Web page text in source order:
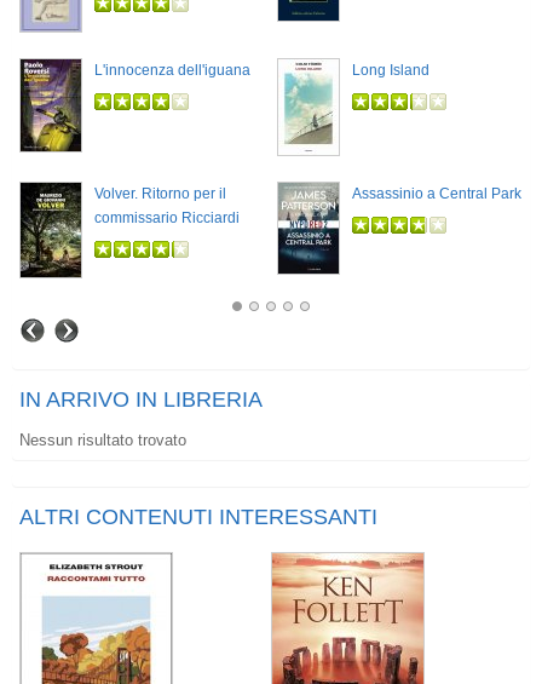
L'innocenza dell'iguana Long Island
Volver. Ritorno per il
commissario Ricciardi
Assassinio a Central Park
IN ARRIVO IN LIBRERIA
Nessun risultato trovato
ALTRI CONTENUTI INTERESSANTI